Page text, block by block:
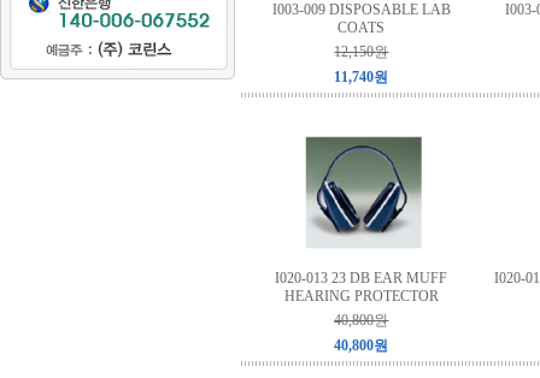
I003-009 DISPOSABLE LAB
COATS
12,150원
11,740원
I003-
I020-013 23 DB EAR MUFF
HEARING PROTECTOR
40,800원
40,800원
I020-